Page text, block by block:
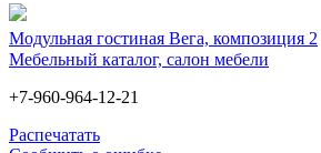
Модульная гостиная Вега, композиция 2
Мебельный каталог, салон мебели
+7-960-964-12-21
Распечатать